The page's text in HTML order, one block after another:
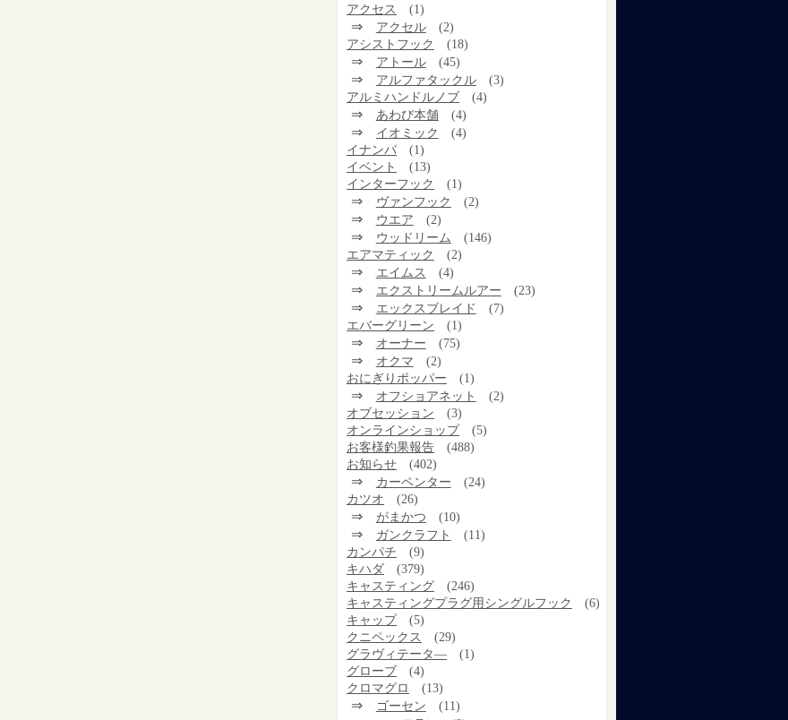
アクセス
(1)
⇒ アクセル
(2)
アシストフック
(18)
⇒ アトール (45)
⇒ アルファタックル
(3)
アルミハンドルノブ
(4)
⇒ あわび本舗 (4)
⇒ イオミック
(4)
イナンバ
(1)
イベント
(13)
インターフック
(1)
⇒ ヴァンフック (2)
⇒ ウエア (2)
⇒ ウッドリーム
(146)
エアマティック
(2)
⇒ エイムス (4)
⇒ エクストリームルアー (23)
⇒ エックスブレイド
(7)
エバーグリーン
(1)
⇒ オーナー (75)
⇒ オクマ
(2)
おにぎりポッパー
(1)
⇒ オフショアネット
(2)
オブセッション
(3)
オンラインショップ
(5)
お客様釣果報告
(488)
お知らせ
(402)
⇒ カーペンター
(24)
カツオ
(26)
⇒ がまかつ (10)
⇒ ガンクラフト
(11)
カンパチ
(9)
キハダ
(379)
キャスティング
(246)
キャスティングプラグ用シングルフック
(6)
キャップ
(5)
クニペックス
(29)
グラヴィテータ―
(1)
グローブ
(4)
クロマグロ
(13)
⇒ ゴーセン (11)